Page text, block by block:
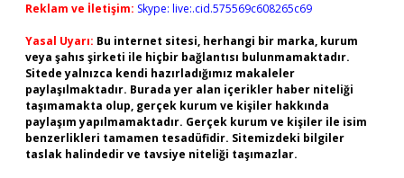
Reklam ve İletişim: Skype: live:.cid.575569c608265c69
Yasal Uyarı: Bu internet sitesi, herhangi bir marka, kurum
veya şahıs şirketi ile hiçbir bağlantısı bulunmamaktadır.
Sitede yalnızca kendi hazırladığımız makaleler
paylaşılmaktadır. Burada yer alan içerikler haber niteliği
taşımamakta olup, gerçek kurum ve kişiler hakkında
paylaşım yapılmamaktadır. Gerçek kurum ve kişiler ile isim
benzerlikleri tamamen tesadüfidir. Sitemizdeki bilgiler
taslak halindedir ve tavsiye niteliği taşımazlar.